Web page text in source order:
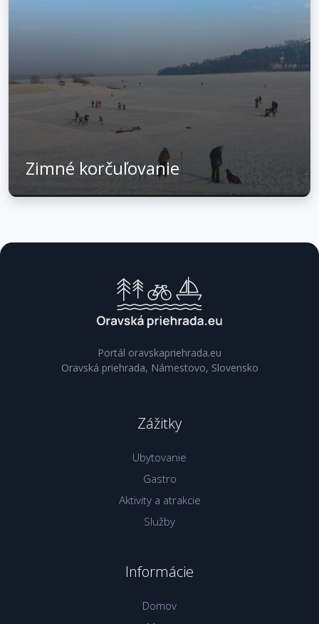
Zimné korčuľovanie
Portál oravskapriehrada.eu
Oravská priehrada, Námestovo, Slovensko
Zážitky
Ubytovanie
Gastro
Aktivity a atrakcie
Služby
Informácie
Domov